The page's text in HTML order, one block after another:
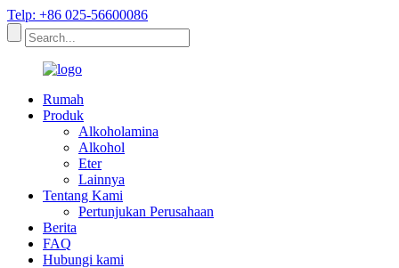
Telp: +86 025-56600086
Rumah
Produk
Alkoholamina
Alkohol
Eter
Lainnya
Tentang Kami
Pertunjukan Perusahaan
Berita
FAQ
Hubungi kami